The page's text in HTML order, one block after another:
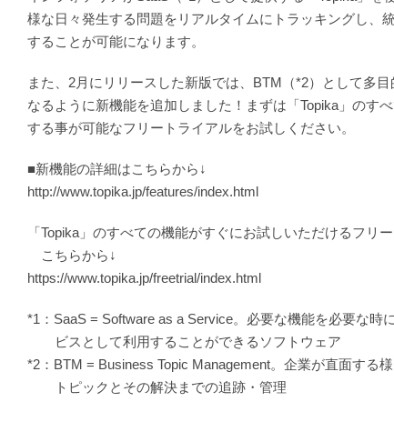
様な日々発生する問題をリアルタイムにトラッキングし、
することが可能になります。
また、2月にリリースした新版では、BTM（*2）として多目
なるように新機能を追加しました！まずは「Topika」のす
する事が可能なフリートライアルをお試しください。
■新機能の詳細はこちらから↓
http://www.topika.jp/features/index.html
「Topika」のすべての機能がすぐにお試しいただけるフリ
こちらから↓
https://www.topika.jp/freetrial/index.html
*1：SaaS = Software as a Service。必要な機能を必要な時
ビスとして利用することができるソフトウェア
*2：BTM = Business Topic Management。企業が直面する
トピックとその解決までの追跡・管理